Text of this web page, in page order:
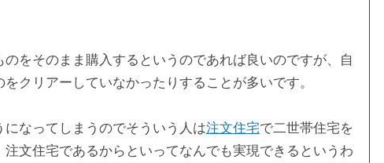
をそのまま購入するというのであれば良いのですが、自
クリアーしていなかったりすることが多いです。
なってしまうのでそういう人は注文住宅で二世帯住宅を
文住宅であるからといってなんでも実現できるというわ